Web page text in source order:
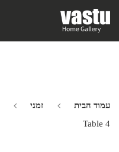
עמוד הבית זמני
Table 4